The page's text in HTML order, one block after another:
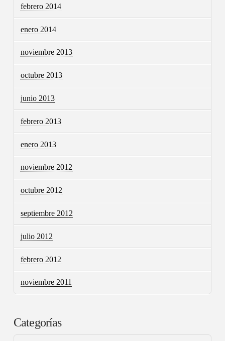
febrero 2014
enero 2014
noviembre 2013
octubre 2013
junio 2013
febrero 2013
enero 2013
noviembre 2012
octubre 2012
septiembre 2012
julio 2012
febrero 2012
noviembre 2011
Categorías